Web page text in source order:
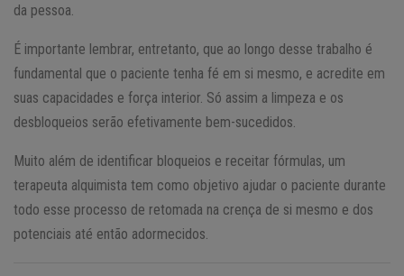
da pessoa.
É importante lembrar, entretanto, que ao longo desse trabalho é
fundamental que o paciente tenha fé em si mesmo, e acredite em
suas capacidades e força interior. Só assim a limpeza e os
desbloqueios serão efetivamente bem-sucedidos.
Muito além de identificar bloqueios e receitar fórmulas, um
terapeuta alquimista tem como objetivo ajudar o paciente durante
todo esse processo de retomada na crença de si mesmo e dos
potenciais até então adormecidos.